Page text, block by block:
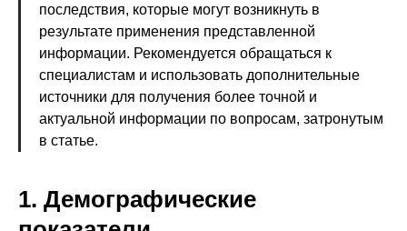
последствия, которые могут возникнуть в
результате применения представленной
информации. Рекомендуется обращаться к
специалистам и использовать дополнительные
источники для получения более точной и
актуальной информации по вопросам, затронутым
в статье.
1. Демографические